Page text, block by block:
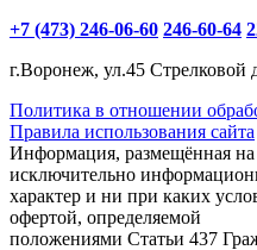
+7 (473) 246-06-60 246-60-64
г.Воронеж, ул.45 Стрелковой
Политика в отношении
Правила использования сайта
Информация, размещённая на
исключительно
характер и ни при каких
офертой, определяемой
положениями Статьи 437